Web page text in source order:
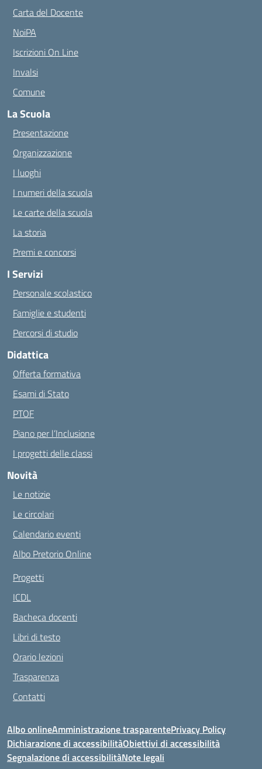
Carta del Docente
NoiPA
Iscrizioni On Line
Invalsi
Comune
La Scuola
Presentazione
Organizzazione
I luoghi
I numeri della scuola
Le carte della scuola
La storia
Premi e concorsi
I Servizi
Personale scolastico
Famiglie e studenti
Percorsi di studio
Didattica
Offerta formativa
Esami di Stato
PTOF
Piano per l’Inclusione
I progetti delle classi
Novità
Le notizie
Le circolari
Calendario eventi
Albo Pretorio Online
Progetti
ICDL
Bacheca docenti
Libri di testo
Orario lezioni
Trasparenza
Contatti
Albo onlineAmministrazione trasparentePrivacy Policy
Dichiarazione di accessibilitàObiettivi di accessibilità
Segnalazione di accessibilitàNote legali